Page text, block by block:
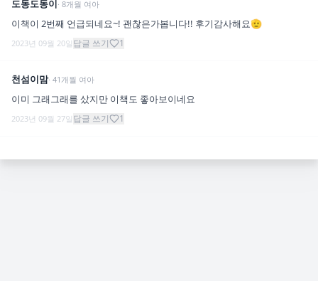
도동도동이· 8개월 여아
이책이 2번째 언급되네요~! 괜찮은가봅니다!! 후기감사해요🫡
2023년 09월 20일 답글 쓰기 1
천섬이맘· 41 개월 여아
이미 그래그래를 샀지만 이책도 좋아보이네요
2023년 09월 27일 답글 쓰기 1